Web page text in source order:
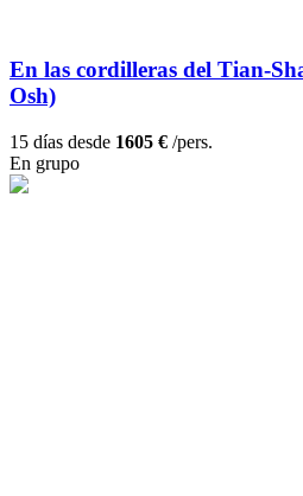
En las cordilleras del Tian-
Osh)
15 días desde 1605 € /pers.
En grupo